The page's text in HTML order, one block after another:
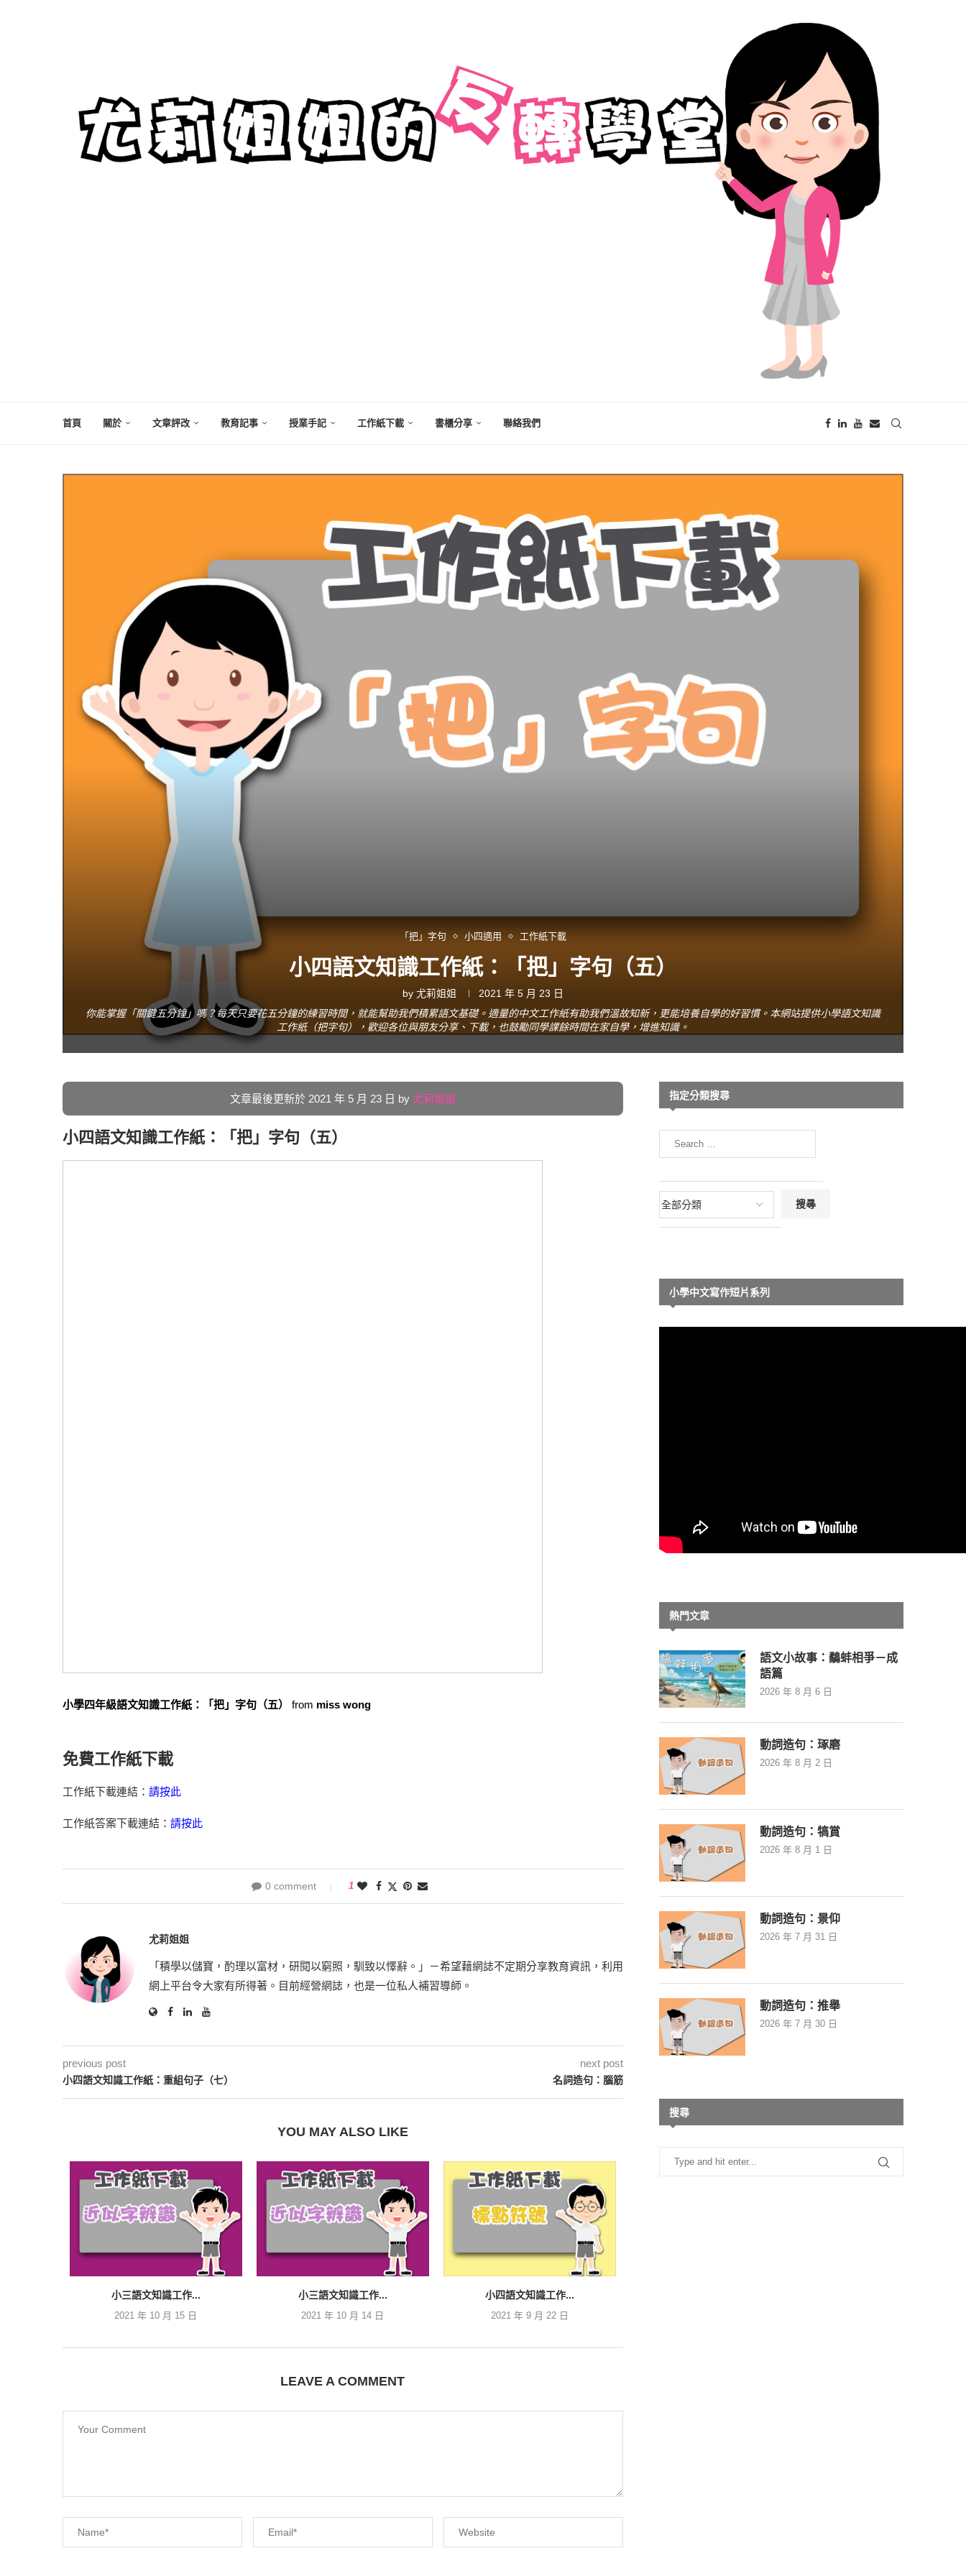
首頁 關於 文章評改 教育記事 授業手記 工作紙下載 書櫃分享 聯絡我們
「把」字句 小四適用 工作紙下載
小四語文知識工作紙：「把」字句（五）
by 尤莉姐姐
2021 年 5 月 23 日
你能掌握「關鍵五分鐘」嗎？每天只要花五分鐘的練習時間，就能幫助我們積累語文基礎。適量的中文工作紙有助我們溫故知新，更能培養自學的好習慣。本網站提供小學語文知識
工作紙（把字句），歡迎各位與朋友分享、下載，也鼓勵同學課餘時間在家自學，增進知識。
文章最後更新於 2021 年 5 月 23 日 by 尤莉姐姐
小四語文知識工作紙：「把」字句（五）
小學四年級語文知識工作紙：「把」字句（五） from miss wong
免費工作紙下載
工作紙下載連結： 請按此
工作紙答案下載連結： 請按此
0 comment 1
尤莉姐姐
「積學以儲寶，酌理以富材，研閱以窮照，馴致以懌辭。」－希望藉網誌不定期分享教育資訊，利用
網上平台令大家有所得著。目前經營網誌，也是一位私人補習導師。
previous post
小四語文知識工作紙：重組句子（七）
next post
名詞造句：腦筋
YOU MAY ALSO LIKE
小三語文知識工作...
2021 年 10 月 15 日
小三語文知識工作...
2021 年 10 月 14 日
小四語文知識工作...
2021 年 9 月 22 日
LEAVE A COMMENT
指定分類搜尋
小學中文寫作短片系列
熱門文章
語文小故事：鷸蚌相爭－成
語篇
2026 年 8 月 6 日
動詞造句：琢磨
2026 年 8 月 2 日
動詞造句：犒賞
2026 年 8 月 1 日
動詞造句：景仰
2026 年 7 月 31 日
動詞造句：推舉
2026 年 7 月 30 日
搜尋